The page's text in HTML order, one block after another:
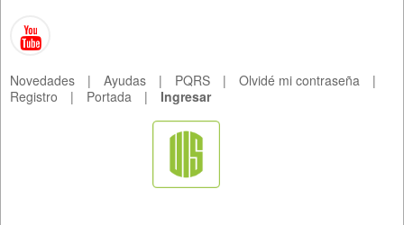
Novedades | Ayudas | PQRS | Olvidé mi contraseña
|
Registro
| Portada | Ingresar